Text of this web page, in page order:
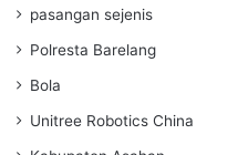
pasangan sejenis
Polresta Barelang
Bola
Unitree Robotics China